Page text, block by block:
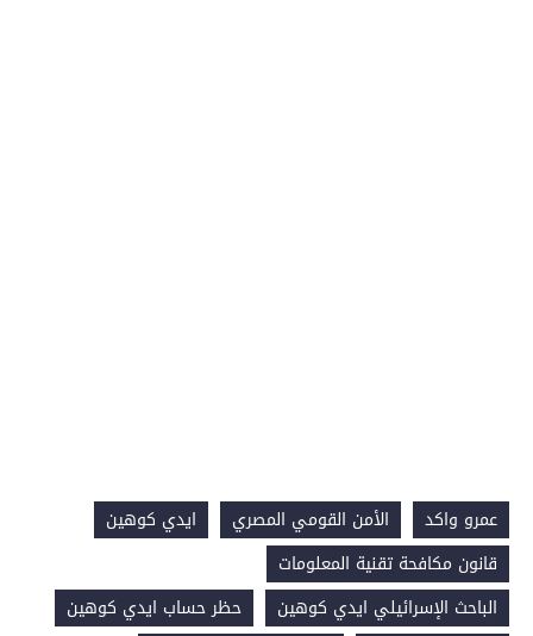
عمرو واكد الأمن القومي المصري
ايدي كوهين
قانون مكافحة تقنية المعلومات
الباحث الإسرائيلي ايدي كوهين
حظر حساب ايدي كوهين